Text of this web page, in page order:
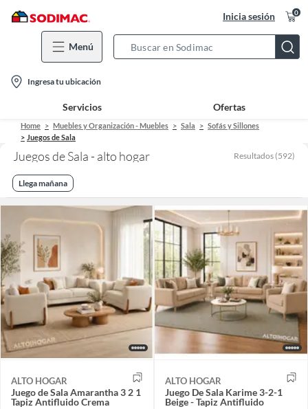
Inicia sesión 0
Menú
Bar
location-
icon
Ingresa tu ubicación
Servicios Ofertas
Home Muebles y Organización - Muebles Sala
Sofás y Sillones
Juegos de Sala
Juegos de Sala - alto hogar Resultados (592)
Llega mañana
ALTO HOGAR
Juego de Sala Amarantha 3 2 1
Tapiz Antifluido Crema
ALTO HOGAR
Juego De Sala Karime 3-2-1
Beige - Tapiz Antifluido